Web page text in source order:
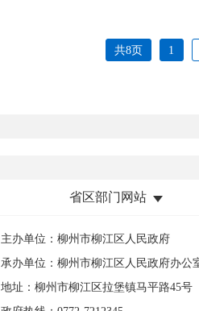
省区部门网站
主办单位：柳州市柳江区人民政府
承办单位：柳州市柳江区人民政府办公
地址：柳州市柳江区拉堡镇马平路45号